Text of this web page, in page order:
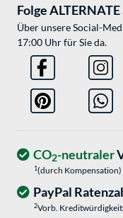
Folge ALTERNATE
Über unsere Social-
17:00 Uhr für Sie da.
CO2-neutraler
1(durch Kompensation)
PayPal
2Vorb.